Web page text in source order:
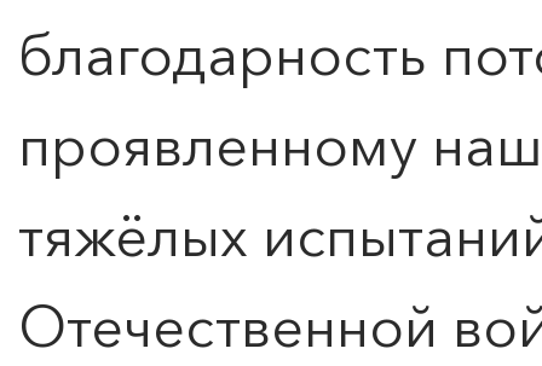
благодарность
проявленному
тяжёлых
Отечественной